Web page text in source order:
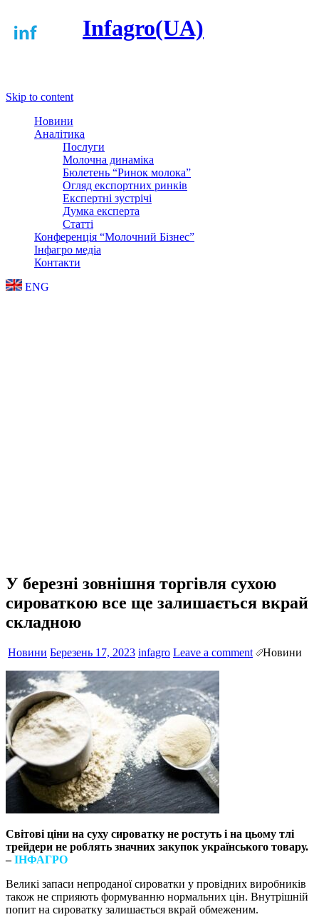
Infagro(UA)
Skip to content
Новини
Аналітика
Послуги
Молочна динаміка
Бюлетень “Ринок молока”
Огляд експортних ринків
Експертні зустрічі
Думка експерта
Статті
Конференція “Молочний Бізнес”
Інфагро медіа
Контакти
ENG
У березні зовнішня торгівля сухою
сироваткою все ще залишається вкрай
складною
Новини Березень 17, 2023 infagro Leave a comment Новини
Світові ціни на суху сироватку не ростуть і на цьому тлі
трейдери не роблять значних закупок українського товару.
–ІНФАГРО
Великі запаси непроданої сироватки у провідних виробників
також не сприяють формуванню нормальних цін. Внутрішній
попит на сироватку залишається вкрай обмеженим.